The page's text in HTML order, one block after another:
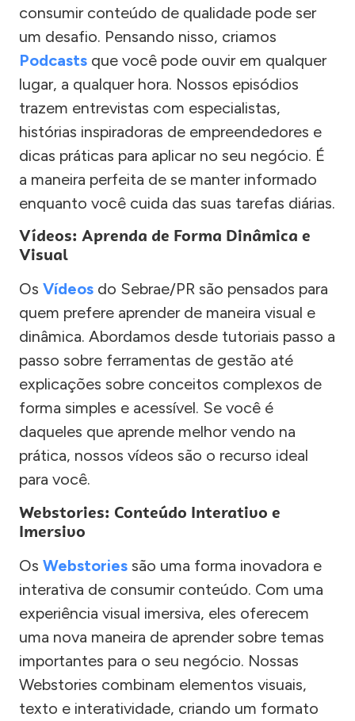
consumir conteúdo de qualidade pode ser
um desafio. Pensando nisso, criamos
Podcasts que você pode ouvir em qualquer
lugar, a qualquer hora. Nossos episódios
trazem entrevistas com especialistas,
histórias inspiradoras de empreendedores e
dicas práticas para aplicar no seu negócio. É
a maneira perfeita de se manter informado
enquanto você cuida das suas tarefas diárias.
Vídeos: Aprenda de Forma Dinâmica e
Visual
Os Vídeos do Sebrae/PR são pensados para
quem prefere aprender de maneira visual e
dinâmica. Abordamos desde tutoriais passo a
passo sobre ferramentas de gestão até
explicações sobre conceitos complexos de
forma simples e acessível. Se você é
daqueles que aprende melhor vendo na
prática, nossos vídeos são o recurso ideal
para você.
Webstories: Conteúdo Interativo e
Imersivo
Os Webstories são uma forma inovadora e
interativa de consumir conteúdo. Com uma
experiência visual imersiva, eles oferecem
uma nova maneira de aprender sobre temas
importantes para o seu negócio. Nossas
Webstories combinam elementos visuais,
texto e interatividade, criando um formato